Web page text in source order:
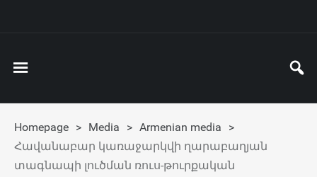
Homepage > Media > Armenian media
>
Հավանաբար կառաջարկվի ղարաբաղյան
տագնապի լուծման ռուս-թուրքական